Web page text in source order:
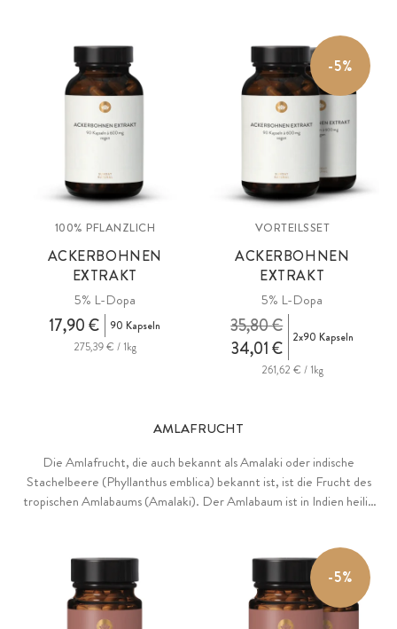
100% PFLANZLICH
ACKERBOHNEN
EXTRAKT
5% L-Dopa
17,90 €
90 Kapseln
275,39 € / 1kg
-5%
VORTEILSSET
ACKERBOHNEN
EXTRAKT
5% L-Dopa
34,01 €
35,80 € 2x90 Kapseln
261,62 € / 1kg
AMLAFRUCHT
Die Amlafrucht, die auch bekannt als Amalaki oder indische
Stachelbeere (Phyllanthus emblica) bekannt ist, ist die Frucht des
tropischen Amlabaums (Amalaki). Der Amlabaum ist in Indien heilig
Unsterblichekeitselixier der Götter, entstanden. Reiner
Amlafrucht-Extrakt als patentierter Rohstoff Sarberry®
mit 10% ß-
glucogallin, gewonnen mittels Wasserextraktion. Mit natürlichem
Füllstoff Akazienfaser aus nachhaltigem Anbau, vegan.
-5%